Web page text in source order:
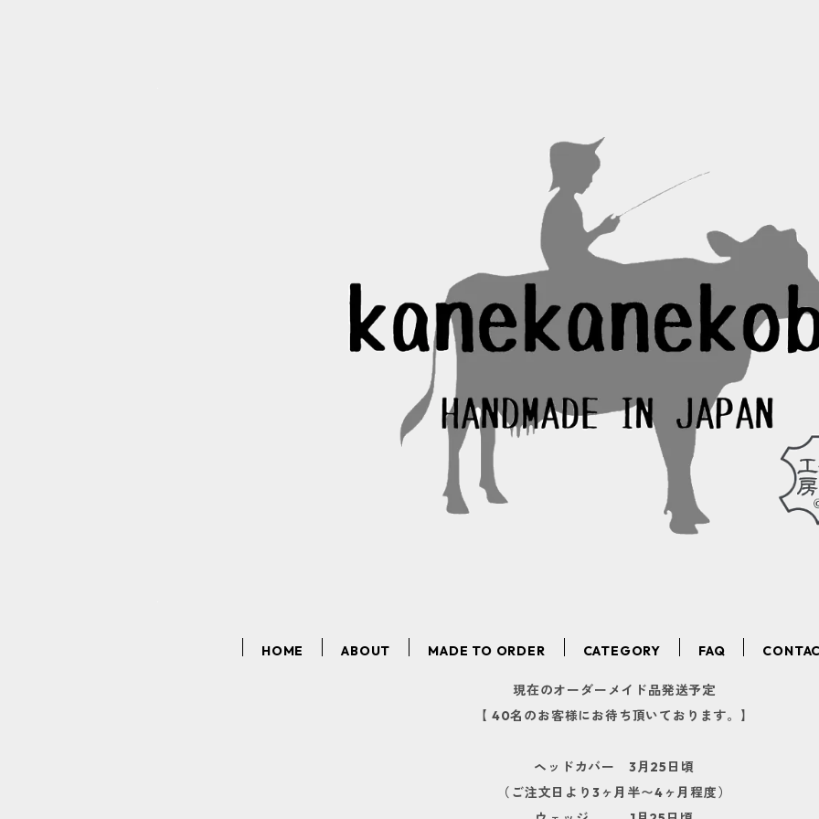
HOME ABOUT MADE TO ORDER CATEGORY FAQ
現在のオーダーメイド品発送予定
【 40名のお客様にお待ち頂いております。】
ヘッドカバー 3月25日頃
（ご注文日より3ヶ月半〜4ヶ月程度）